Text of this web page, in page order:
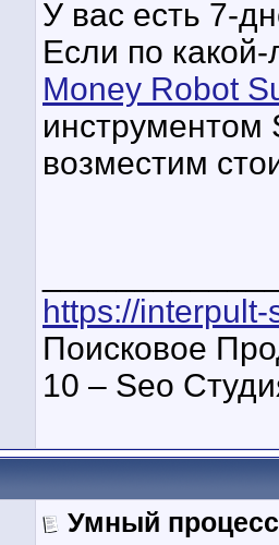
У вас есть 7-
Если по
Money Robot
инструментом
возместим
https://
Поисковое
10 – Seo
Умный